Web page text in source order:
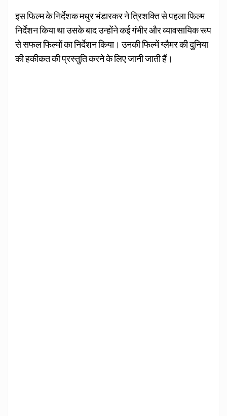
इस फिल्‍म के निर्देशक मधुर भंडारकर ने त्रिशक्ति से पहला फिल्‍म
निर्देशन किया था उसके बाद उन्‍होंने कई गंभीर और व्‍यावसायिक रूप
से सफल फिल्‍मों का निर्देशन किया। उनकी फिल्‍में ग्‍लैमर की दुनिया
की हकीकत की प्रस्‍तुति करने के लिए जानी जाती हैं।